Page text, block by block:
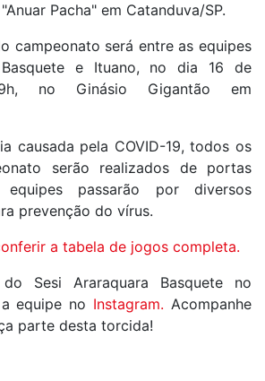
Pacha" em Catanduva/SP.
campeonato será entre as equipes
Basquete e Ituano, no dia 16 de
no Ginásio Gigantão em
causada pela COVID-19, todos os
serão realizados de portas
passarão por diversos
prevenção do vírus.
a tabela de jogos completa.
Sesi Araraquara Basquete no
equipe no Instagram. Acompanhe
parte desta torcida!